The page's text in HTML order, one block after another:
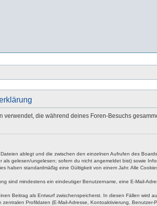
verwendet, die während deines Foren-Besuchs
ablegt und die zwischen den einzelnen Aufrufen des
gelesen/ungelesen; sofern du nicht angemeldet bist) sowie
standardmäßig eine Gültigkeit von einem Jahr. Alle
sind mindestens ein eindeutiger Benutzername, eine E-Mail-
Beitrag als Entwurf zwischenspeicherst. In diesen Fällen wird
Profildaten (E-Mail-Adresse, Kontoaktivierung, Benutzer-